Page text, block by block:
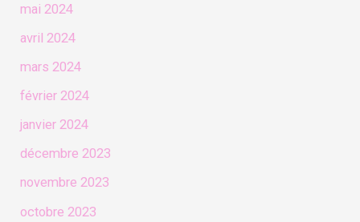
mai 2024
avril 2024
mars 2024
février 2024
janvier 2024
décembre 2023
novembre 2023
octobre 2023